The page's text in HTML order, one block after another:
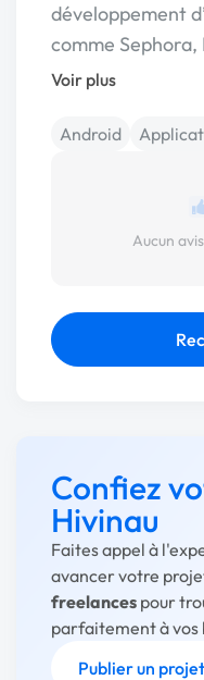
développement
comme
Voir plus
Android
Aucun
Confiez
Hivinau
Faites appel à
avancer votre
freelances pour
parfaitement à vos
Publier un projet